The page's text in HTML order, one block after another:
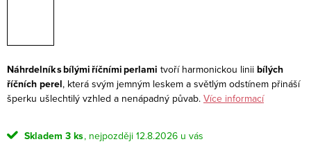
Náhrdelník s bílými říčními perlami tvoří harmonickou linii bílých
říčních perel, která svým jemným leskem a světlým odstínem přináší
šperku ušlechtilý vzhled a nenápadný půvab. Více informací
Skladem 3 ks
12.8.2026